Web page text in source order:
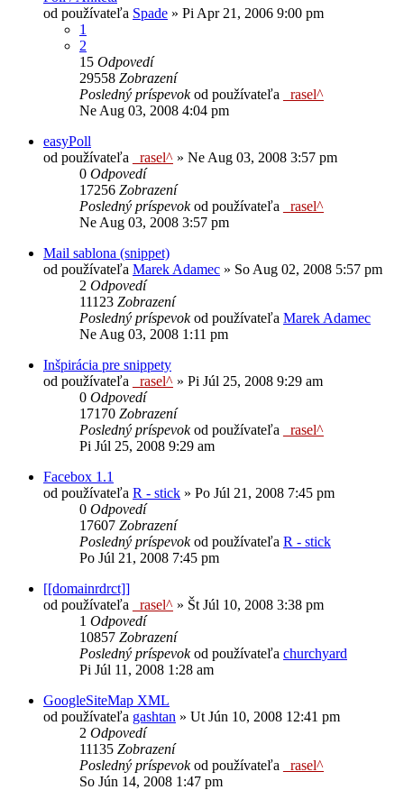
od používateľa Spade » Pi Apr 21, 2006 9:00 pm
1
2
15 Odpovedí
29558 Zobrazení
Posledný príspevokod používateľa
_rasel^
Ne Aug 03, 2008 4:04 pm
easyPoll
od používateľa
_rasel^ » Ne Aug 03, 2008 3:57 pm
0 Odpovedí
17256 Zobrazení
Posledný príspevokod používateľa
_rasel^
Ne Aug 03, 2008 3:57 pm
Mail sablona (snippet)
od používateľa Marek Adamec » So Aug 02, 2008 5:57 pm
2 Odpovedí
11123 Zobrazení
Posledný príspevokod používateľa Marek Adamec
Ne Aug 03, 2008 1:11 pm
Inšpirácia pre snippety
od používateľa
_rasel^ » Pi Júl 25, 2008 9:29 am
0 Odpovedí
17170 Zobrazení
Posledný príspevokod používateľa
_rasel^
Pi Júl 25, 2008 9:29 am
Facebox 1.1
od používateľa R - stick » Po Júl 21, 2008 7:45 pm
0 Odpovedí
17607 Zobrazení
Posledný príspevokod používateľa R - stick
Po Júl 21, 2008 7:45 pm
[[domainrdrct]]
od používateľa
_rasel^ » Št Júl 10, 2008 3:38 pm
1 Odpovedí
10857 Zobrazení
Posledný príspevokod používateľa churchyard
Pi Júl 11, 2008 1:28 am
GoogleSiteMap XML
od používateľa gashtan » Ut Jún 10, 2008 12:41 pm
2 Odpovedí
11135 Zobrazení
Posledný príspevokod používateľa
_rasel^
So Jún 14, 2008 1:47 pm